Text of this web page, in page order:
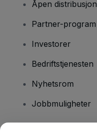
Åpen distribusjon
Partner-program
Investorer
Bedriftstjenesten
Nyhetsrom
Jobbmuligheter